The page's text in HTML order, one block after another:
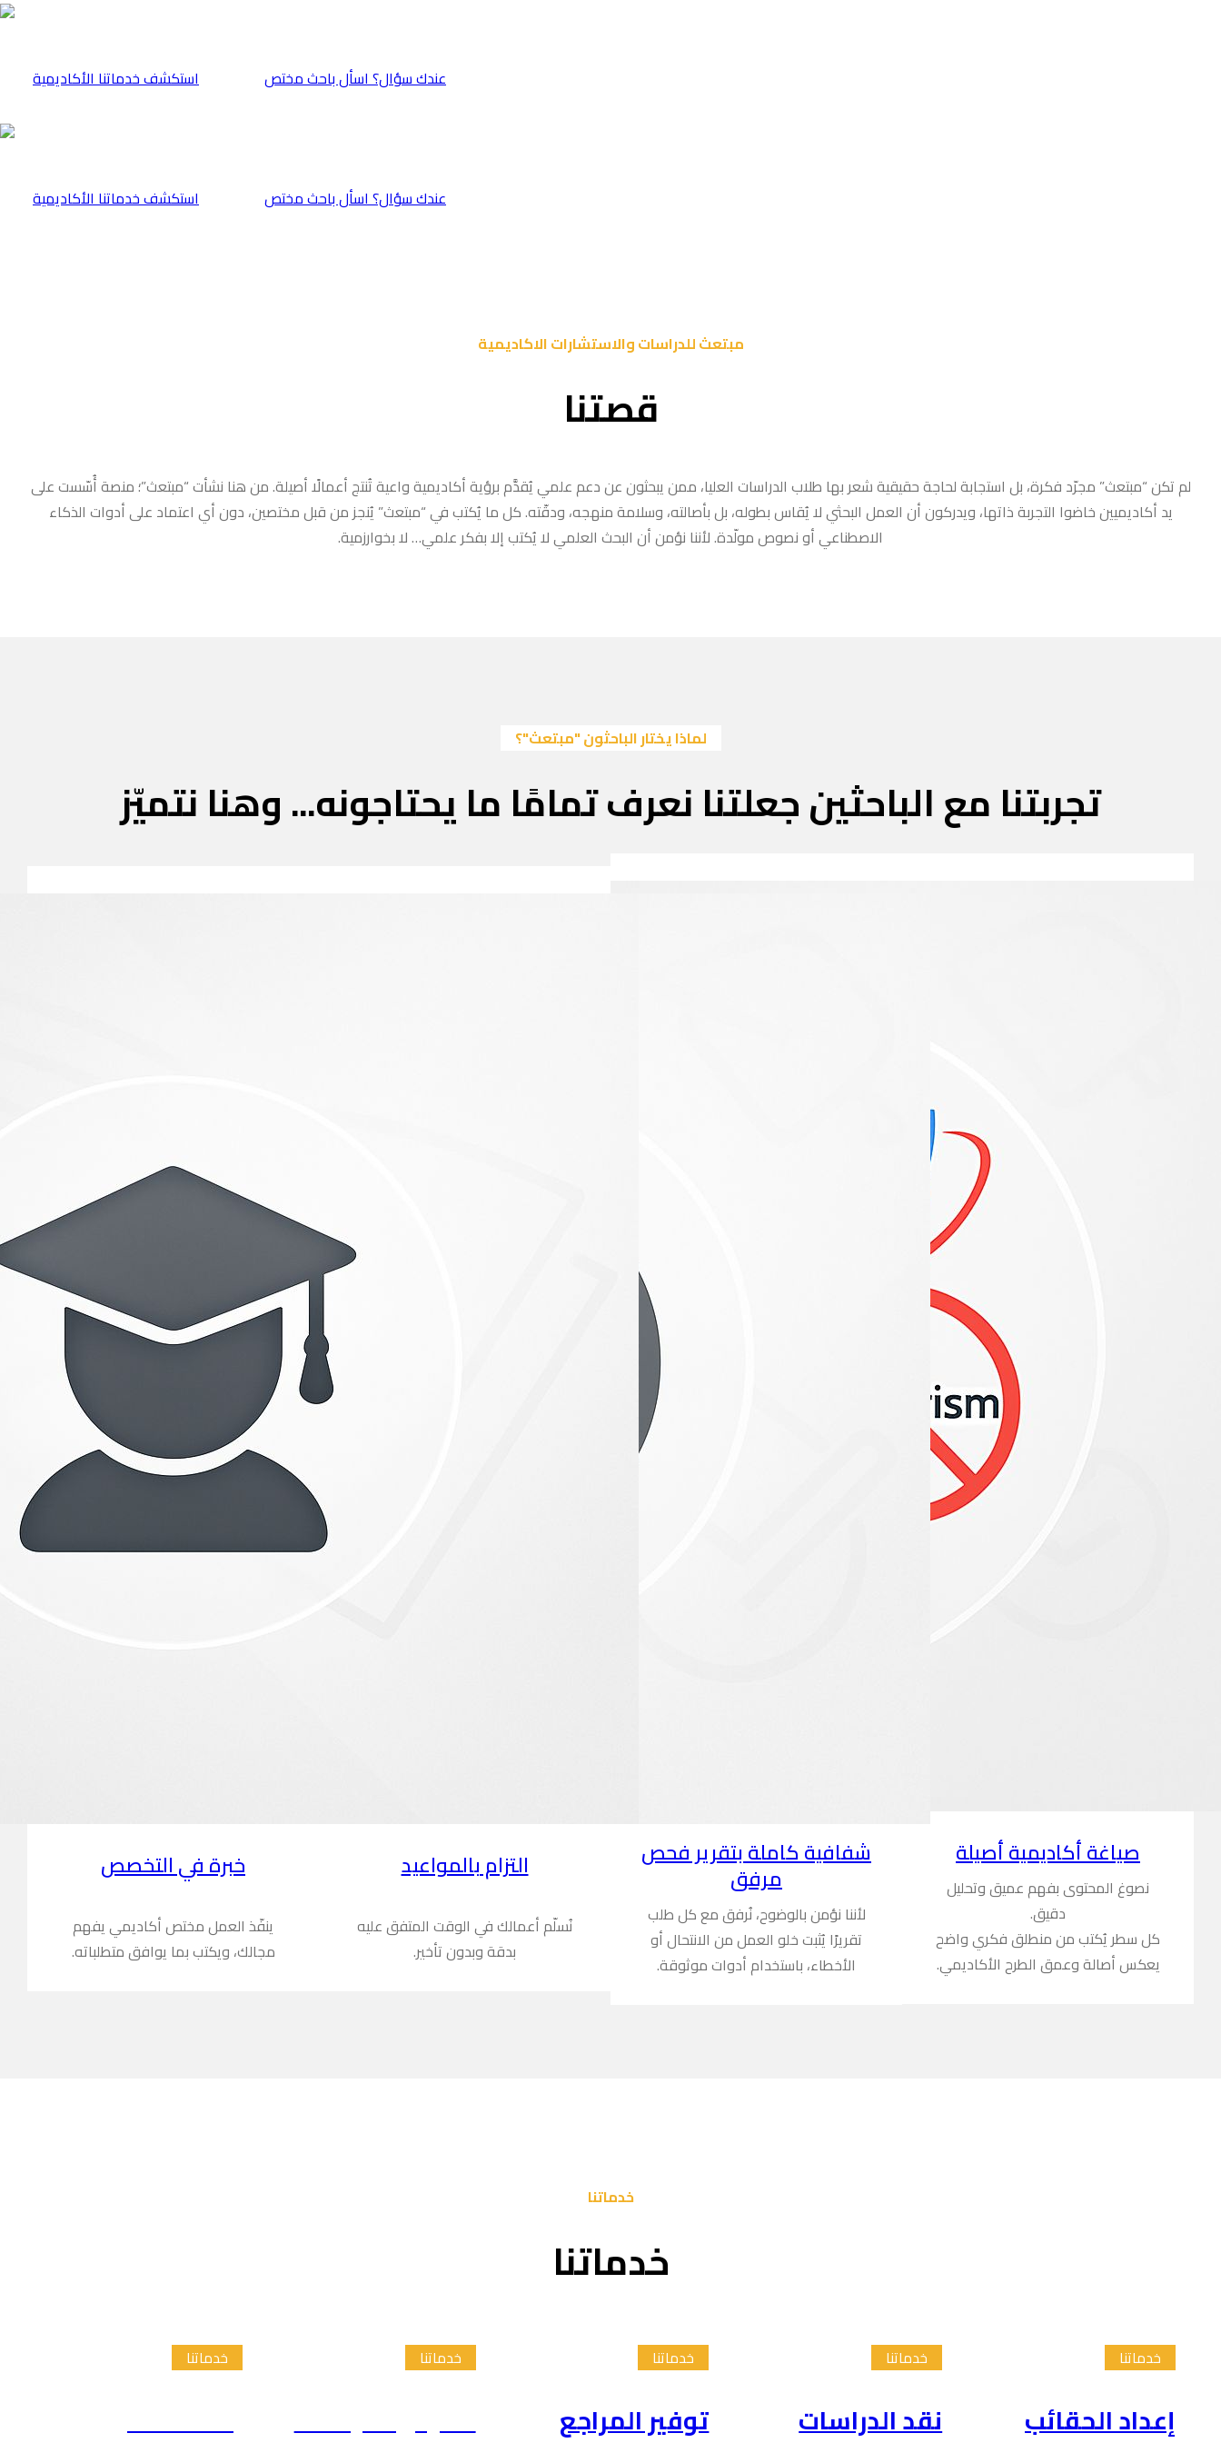
⁠استكشف خدماتنا الأكاديمية عندك سؤال؟ اسأل باحث مختص
⁠استكشف خدماتنا الأكاديمية عندك سؤال؟ اسأل باحث مختص
مبتعث للدراسات والاستشارات الاكاديمية
قصتنا
لم تكن “مبتعث” مجرّد فكرة، بل استجابة لحاجة حقيقية شعر بها طلاب الدراسات العليا، ممن يبحثون عن دعم علمي يُقدَّم برؤية أكاديمية واعية تُنتج أعمالًا أصيلة. من هنا نشأت “مبتعث”؛ منصة أُسّست على
يد أكاديميين خاضوا التجربة ذاتها، ويدركون أن العمل البحثي لا يُقاس بطوله، بل بأصالته، وسلامة منهجه، ودقّته. كل ما يُكتب في “مبتعث” يُنجز من قبل مختصين، دون أي اعتماد على أدوات الذكاء
الاصطناعي أو نصوص مولّدة. لأننا نؤمن أن البحث العلمي لا يُكتب إلا بفكر علمي… لا بخوارزمية.
لماذا يختار الباحثون "مبتعث"؟
تجربتنا مع الباحثين جعلتنا نعرف تمامًا ما يحتاجونه... وهنا نتميّز
صياغة أكاديمية أصيلة
نصوغ المحتوى بفهم عميق وتحليل
دقيق.
كل سطر يُكتب من منطلق فكري واضح
يعكس أصالة وعمق الطرح الأكاديمي.
شفافية كاملة بتقرير فحص
مرفق
لأننا نؤمن بالوضوح، نُرفق مع كل طلب
تقريرًا يُثبت خلو العمل من الانتحال أو
الأخطاء، باستخدام أدوات موثوقة.
التزام بالمواعيد
نُسلّم أعمالك في الوقت المتفق عليه
بدقة وبدون تأخير.
خبرة في التخصص
ينفّذ العمل مختص أكاديمي يفهم
مجالك، ويكتب بما يوافق متطلباته.
خدماتنا
خدماتنا
خدماتنا
إعداد الحقائب
خدماتنا
نقد الدراسات
خدماتنا
توفير المراجع
خدماتنا
تلخيص الدراسات
خدماتنا
إعداد الاطار